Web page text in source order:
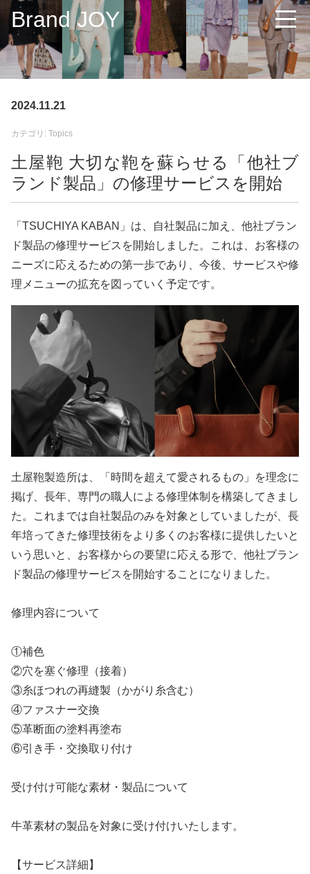
Brand JOY
2024.11.21
カテゴリ: Topics
土屋鞄 大切な鞄を蘇らせる「他社ブ
ランド製品」の修理サービスを開始
「TSUCHIYA KABAN」は、自社製品に加え、他社ブラン
ド製品の修理サービスを開始しました。これは、お客様の
ニーズに応えるための第一歩であり、今後、サービスや修
理メニューの拡充を図っていく予定です。
土屋鞄製造所は、「時間を超えて愛されるもの」を理念に
掲げ、長年、専門の職人による修理体制を構築してきまし
た。これまでは自社製品のみを対象としていましたが、長
年培ってきた修理技術をより多くのお客様に提供したいと
いう思いと、お客様からの要望に応える形で、他社ブラン
ド製品の修理サービスを開始することになりました。
修理内容について
①補色
②穴を塞ぐ修理（接着）
③糸ほつれの再縫製（かがり糸含む）
④ファスナー交換
⑤革断面の塗料再塗布
⑥引き手・交換取り付け
受け付け可能な素材・製品について
牛革素材の製品を対象に受け付けいたします。
【サービス詳細】